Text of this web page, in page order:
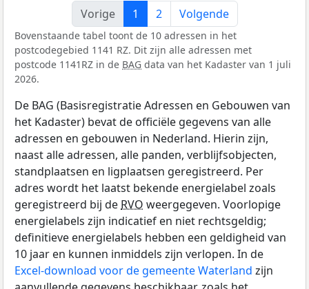
Vorige
1 2 Volgende
Bovenstaande tabel toont de 10 adressen in het
postcodegebied 1141 RZ. Dit zijn alle adressen met
postcode 1141RZ in de BAG data van het Kadaster van 1 juli
2026.
De BAG (Basisregistratie Adressen en Gebouwen van
het Kadaster) bevat de officiële gegevens van alle
adressen en gebouwen in Nederland. Hierin zijn,
naast alle adressen, alle panden, verblijfsobjecten,
standplaatsen en ligplaatsen geregistreerd. Per
adres wordt het laatst bekende energielabel zoals
geregistreerd bij de RVO weergegeven. Voorlopige
energielabels zijn indicatief en niet rechtsgeldig;
definitieve energielabels hebben een geldigheid van
10 jaar en kunnen inmiddels zijn verlopen. In de
Excel-download voor de gemeente Waterland zijn